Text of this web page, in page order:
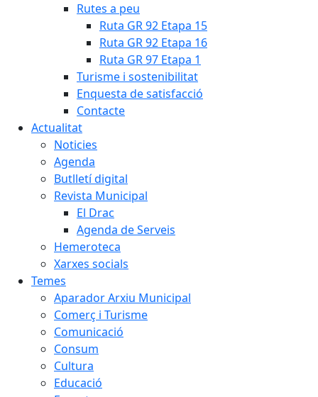
Rutes a peu
Ruta GR 92 Etapa 15
Ruta GR 92 Etapa 16
Ruta GR 97 Etapa 1
Turisme i sostenibilitat
Enquesta de satisfacció
Contacte
Actualitat
Noticies
Agenda
Butlletí digital
Revista Municipal
El Drac
Agenda de Serveis
Hemeroteca
Xarxes socials
Temes
Aparador Arxiu Municipal
Comerç i Turisme
Comunicació
Consum
Cultura
Educació